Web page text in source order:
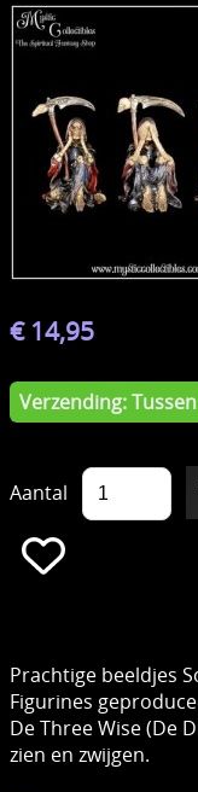
€ 14,95
Verzending:
Aantal
Prachtige beeldjes
Figurines
De Three Wise (De
zien en zwijgen.